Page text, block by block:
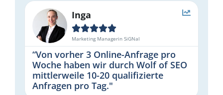
Inga

Marketing Managerin SiGNal
“Von vorher 3 Online-Anfrage pro
Woche haben wir durch Wolf of SEO
mittlerweile 10-20 qualifizierte
Anfragen pro Tag."